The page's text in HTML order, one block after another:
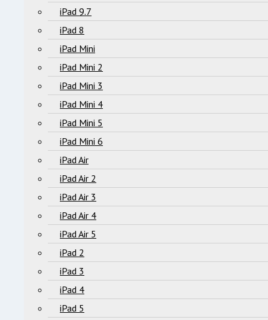
iPad 9.7
iPad 8
iPad Mini
iPad Mini 2
iPad Mini 3
iPad Mini 4
iPad Mini 5
iPad Mini 6
iPad Air
iPad Air 2
iPad Air 3
iPad Air 4
iPad Air 5
iPad 2
iPad 3
iPad 4
iPad 5